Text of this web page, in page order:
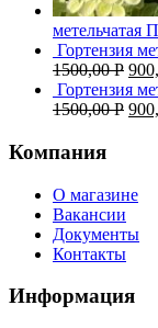
метельчатая
Гортензия
1500,00Р
Гортензия
1500,00Р
Компания
О магазине
Вакансии
Документы
Контакты
Информация